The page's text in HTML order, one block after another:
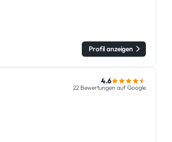
Profil anzeigen
4.6
22 Bewertungen auf Google